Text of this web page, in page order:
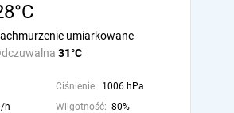
31°C
umiarkowane
Ciśnienie: 1006 hPa
h Wilgotność: 80%